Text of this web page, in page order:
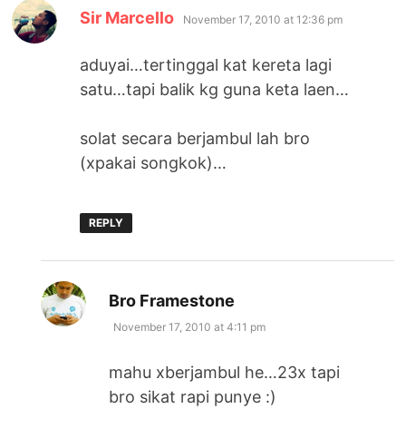
Sir Marcello says:
November 17, 2010 at 12:36 pm
aduyai…tertinggal kat kereta lagi
satu…tapi balik kg guna keta laen…
solat secara berjambul lah bro
(xpakai songkok)…
REPLY
Bro Framestone
November 17, 2010 at 4:11 pm
mahu xberjambul he…23x tapi
bro sikat rapi punye :)